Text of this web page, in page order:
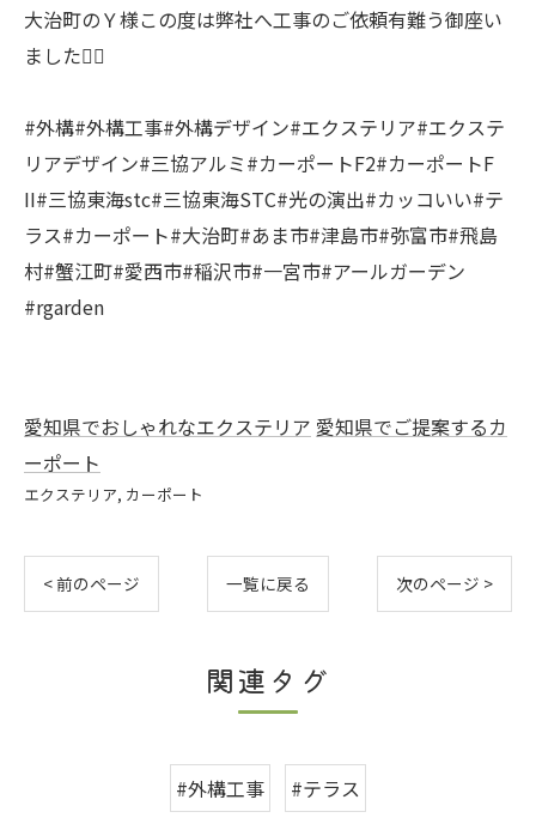
大治町のＹ様この度は弊社へ工事のご依頼有難う御座い
ました🙇‍♂️
#外構#外構工事#外構デザイン#エクステリア#エクステ
リアデザイン#三協アルミ#カーポートF2#カーポートF
II#三協東海stc#三協東海STC#光の演出#カッコいい#テ
ラス#カーポート#大治町#あま市#津島市#弥富市#飛島
村#蟹江町#愛西市#稲沢市#一宮市#アールガーデン
#rgarden
愛知県でおしゃれなエクステリア 愛知県でご提案するカ
ーポート
エクステリア カーポート
< 前のページ 一覧に戻る 次のページ >
関連タグ
#外構工事 #テラス